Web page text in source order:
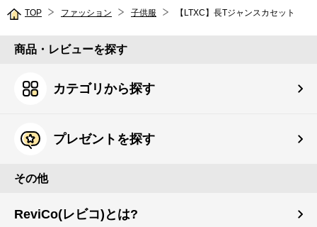
TOP ファッション 子供服 【LTXC】長Tジャンスカセット
商品・レビューを探す
カテゴリから探す
プレゼントを探す
その他
ReviCo(レビコ)とは?